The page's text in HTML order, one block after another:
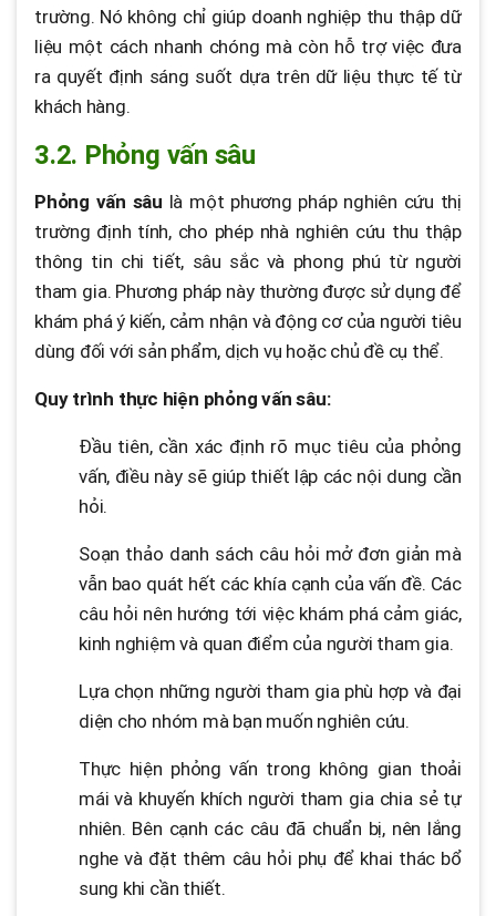
trường. Nó không chỉ giúp doanh nghiệp thu thập dữ
liệu một cách nhanh chóng mà còn hỗ trợ việc đưa
ra quyết định sáng suốt dựa trên dữ liệu thực tế từ
khách hàng.
3.2. Phỏng vấn sâu
Phỏng vấn sâu là một phương pháp nghiên cứu thị
trường định tính, cho phép nhà nghiên cứu thu thập
thông tin chi tiết, sâu sắc và phong phú từ người
tham gia. Phương pháp này thường được sử dụng để
khám phá ý kiến, cảm nhận và động cơ của người tiêu
dùng đối với sản phẩm, dịch vụ hoặc chủ đề cụ thể.
Quy trình thực hiện phỏng vấn sâu:
Đầu tiên, cần xác định rõ mục tiêu của phỏng
vấn, điều này sẽ giúp thiết lập các nội dung cần
hỏi.
Soạn thảo danh sách câu hỏi mở đơn giản mà
vẫn bao quát hết các khía cạnh của vấn đề. Các
câu hỏi nên hướng tới việc khám phá cảm giác,
kinh nghiệm và quan điểm của người tham gia.
Lựa chọn những người tham gia phù hợp và đại
diện cho nhóm mà bạn muốn nghiên cứu.
Thực hiện phỏng vấn trong không gian thoải
mái và khuyến khích người tham gia chia sẻ tự
nhiên. Bên cạnh các câu đã chuẩn bị, nên lắng
nghe và đặt thêm câu hỏi phụ để khai thác bổ
sung khi cần thiết.